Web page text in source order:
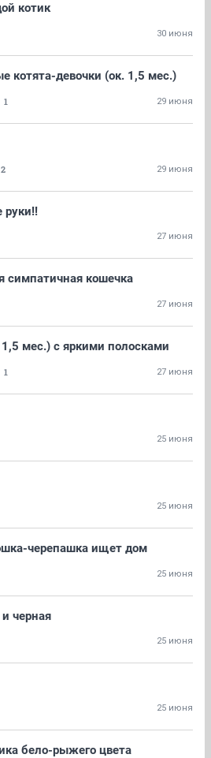
котик
30 июня
котята-девочки (ок. 1,5 мес.)
1 29 июня
2 29 июня
руки!!
27 июня
симпатичная кошечка
27 июня
мес.) с яркими полосками
1 27 июня
25 июня
25 июня
черепашка ищет дом
25 июня
черная
25 июня
25 июня
бело-рыжего цвета